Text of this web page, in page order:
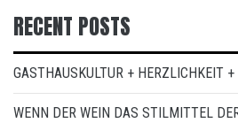
RECENT POSTS
GASTHAUSKULTUR + HERZLICHKEIT
WENN DER WEIN DAS STILMITTEL